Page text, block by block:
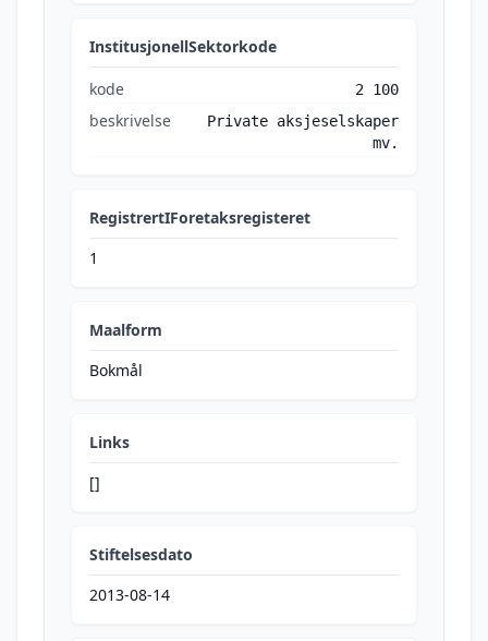
InstitusjonellSektorkode
kode 2 100
beskrivelse
Private aksjeselskaper
mv.
RegistrertIForetaksregisteret
1
Maalform
Bokmål
Links
[]
Stiftelsesdato
2013-08-14